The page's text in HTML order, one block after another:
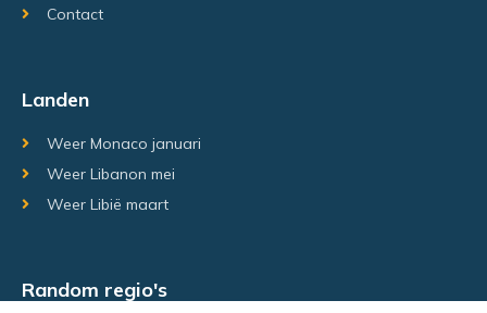
Contact
Landen
Weer Monaco januari
Weer Libanon mei
Weer Libië maart
Random regio's